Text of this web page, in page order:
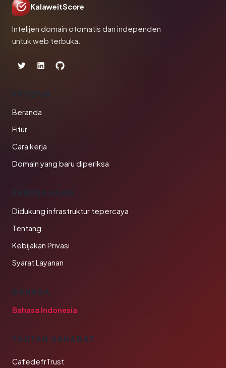
KalaweitScore
Intelijen domain otomatis dan independen
untuk web terbuka.
PRODUK
Beranda
Fitur
Cara kerja
Domain yang baru diperiksa
PERUSAHAAN
Didukung infrastruktur tepercaya
Tentang
Kebijakan Privasi
Syarat Layanan
BAHASA
Bahasa Indonesia
TAUTAN SAHABAT
CafedefrTrust